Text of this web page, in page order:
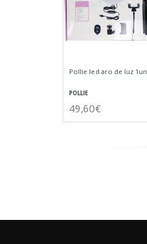
Pollie led aro de luz 1un
POLLIE
49,60€